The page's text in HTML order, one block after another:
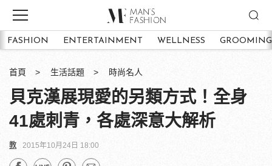
FASHION ENTERTAINMENT WELLNESS GROOMING
首頁 生活話題 時尚名人
貝克漢展現愛的另類方式！全身
41處刺青，各處深意大解析
教 2015年10月24日 18:00